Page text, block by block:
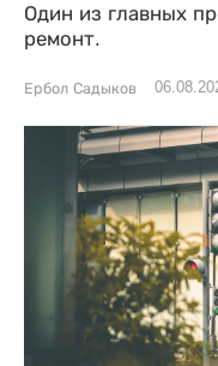
Один из главных
ремонт.
Ербол Садыков